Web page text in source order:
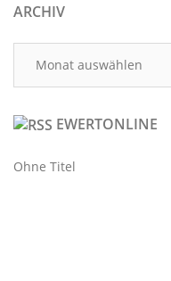
ARCHIV
EWERTONLINE
Ohne Titel